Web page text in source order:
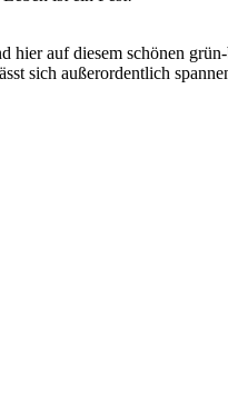
hier auf diesem schönen
sich außerordentlich